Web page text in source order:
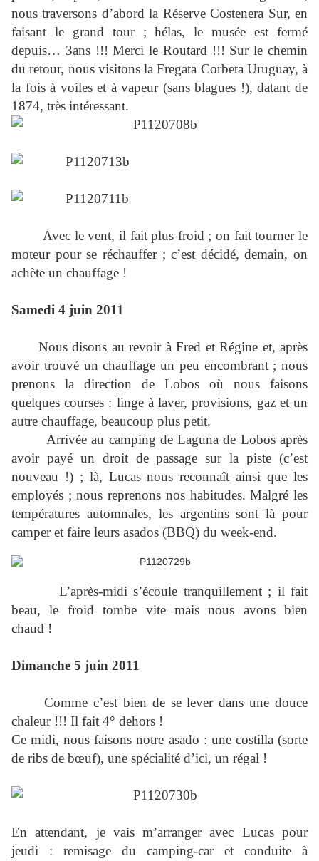
nous traversons d’abord la Réserve Costenera Sur, en
faisant le grand tour ; hélas, le musée est fermé
depuis… 3ans !!! Merci le Routard !!! Sur le chemin
du retour, nous visitons la Fregata Corbeta Uruguay, à
la fois à voiles et à vapeur (sans blagues !), datant de
1874, très intéressant.
Avec le vent, il fait plus froid ; on fait tourner le
moteur pour se réchauffer ; c’est décidé, demain, on
achète un chauffage !
Samedi 4 juin 2011
Nous disons au revoir à Fred et Régine et, après
avoir trouvé un chauffage un peu encombrant ; nous
prenons la direction de Lobos où nous faisons
quelques courses : linge à laver, provisions, gaz et un
autre chauffage, beaucoup plus petit.
Arrivée au camping de Laguna de Lobos après
avoir payé un droit de passage sur la piste (c’est
nouveau !) ; là, Lucas nous reconnaît ainsi que les
employés ; nous reprenons nos habitudes. Malgré les
températures automnales, les argentins sont là pour
camper et faire leurs asados (BBQ) du week-end.
L’après-midi s’écoule tranquillement ; il fait
beau, le froid tombe vite mais nous avons bien
chaud !
Dimanche 5 juin 2011
Comme c’est bien de se lever dans une douce
chaleur !!! Il fait 4° dehors !
Ce midi, nous faisons notre asado : une costilla (sorte
de ribs de bœuf), une spécialité d’ici, un régal !
En attendant, je vais m’arranger avec Lucas pour
jeudi : remisage du camping-car et conduite à